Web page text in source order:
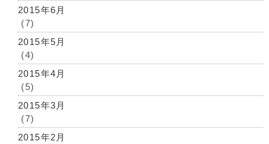
2015年6月
(7)
2015年5月
(4)
2015年4月
(5)
2015年3月
(7)
2015年2月